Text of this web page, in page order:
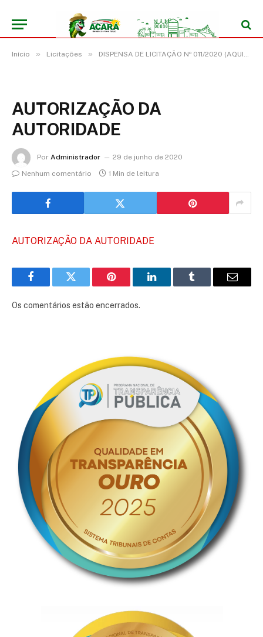
Início » Licitações » DISPENSA DE LICITAÇÃO Nº 011/2020 (AQUISIÇÃO DE MATERIAL DE LIMPEZA E HIGIENE, PARA ENFRENTAMENTO DA EMERGÊNCIA DE SAÚDE PÚBLICA DECORRENTE DO COVID-19)
AUTORIZAÇÃO DA
AUTORIDADE
Por Administrador
29 de junho de 2020
Nenhum comentário
1 Min de leitura
AUTORIZAÇÃO DA AUTORIDADE
FacebookTwitter Pinterest LinkedInTumblr
E-
Os comentários estão encerrados.